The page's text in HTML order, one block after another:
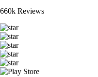
660k Reviews